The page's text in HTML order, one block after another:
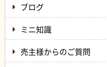
ブログ
ミニ知識
売主様からのご質問